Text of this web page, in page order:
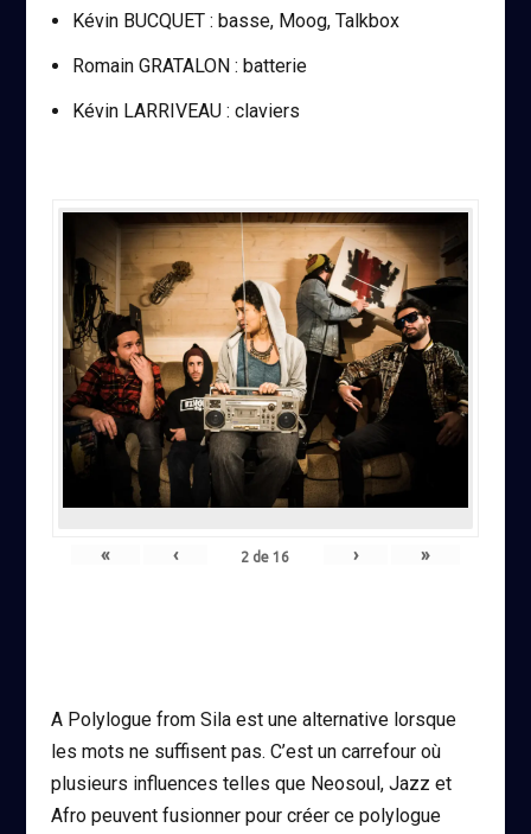
Kévin BUCQUET : basse, Moog, Talkbox
Romain GRATALON : batterie
Kévin LARRIVEAU : claviers
« ‹ 2 de16 › »
A Polylogue from Sila est une alternative lorsque
les mots ne suffisent pas. C’est un carrefour où
plusieurs influences telles que Neosoul, Jazz et
Afro peuvent fusionner pour créer ce polylogue